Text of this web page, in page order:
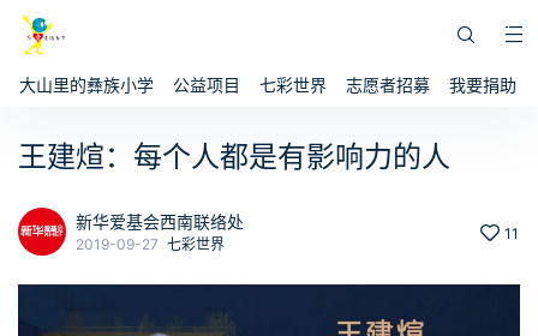
大山里的彝族小学 公益项目 七彩世界 志愿者招募 我要捐助
王建煊：每个人都是有影响力的人
新华爱基会西南联络处
2019-09-27 七彩世界
11